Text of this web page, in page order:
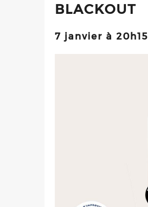
BLACKOUT
7 janvier à 20h15